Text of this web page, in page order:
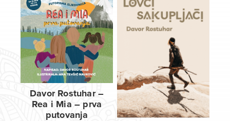
Davor Rostuhar –
Rea i Mia – prva
putovanja